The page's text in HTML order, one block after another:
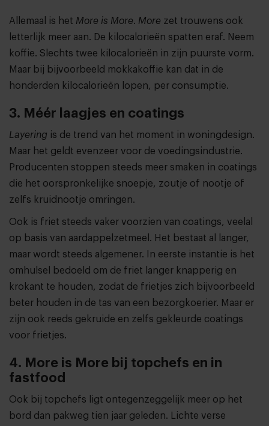
Allemaal is het More is More. More zet trouwens ook
letterlijk meer aan. De kilocalorieën spatten eraf. Neem
koffie. Slechts twee kilocalorieën in zijn puurste vorm.
Maar bij bijvoorbeeld mokkakoffie kan dat in de
honderden kilocalorieën lopen, per consumptie.
3. Méér laagjes en coatings
Layering is de trend van het moment in woningdesign.
Maar het geldt evenzeer voor de voedingsindustrie.
Producenten stoppen steeds meer smaken in coatings
die het oorspronkelijke snoepje, zoutje of nootje of
zelfs kruidnootje omringen.
Ook is friet steeds vaker voorzien van coatings, veelal
op basis van aardappelzetmeel. Het bestaat al langer,
maar wordt steeds algemener. In eerste instantie is het
omhulsel bedoeld om de friet langer knapperig en
krokant te houden, zodat de frietjes zich bijvoorbeeld
beter houden in de tas van een bezorgkoerier. Maar er
zijn ook reeds gekruide en zelfs gekleurde coatings
voor frietjes.
4. More is More bij topchefs en in
fastfood
Ook bij topchefs ligt ontegenzeggelijk meer op het
bord dan pakweg tien jaar geleden. Lichte verse